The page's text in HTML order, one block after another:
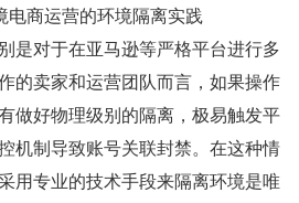
电商运营的环境隔离实践
对于在亚马逊等严格平台进行多
的卖家和运营团队而言，如果操作
做好物理级别的隔离，极易触发平
机制导致账号关联封禁。在这种情
用专业的技术手段来隔离环境是唯